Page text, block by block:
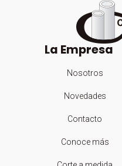
La Empresa
Nosotros
Novedades
Contacto
Conoce más